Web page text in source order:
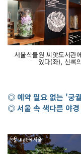
서울식물원 씨앗도서관
있다(좌), 신록
◎ 예약 필요 없는 '궁
◎ 서울 속 색다른 야